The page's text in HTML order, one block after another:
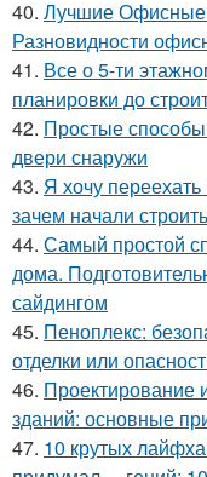
40. Лучшие Офисные
Разновидности
41. Все о 5-ти
планировки до
42. Простые способы
двери снаружи
43. Я хочу
зачем начали
44. Самый простой
дома.
сайдингом
45. Пеноплекс:
отделки или
46. Проектирование
зданий: основные
47. 10 крутых